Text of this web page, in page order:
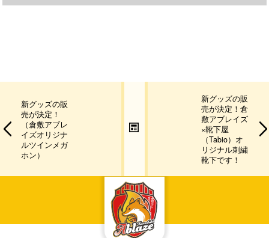
新グッズの販
売が決定！
（倉敷アブレ
イズオリジナ
ルツインメガ
ホン）
新グッズの販
売が決定！倉
敷アブレイズ
×靴下屋
（Tabio）オ
リジナル刺繍
靴下です！